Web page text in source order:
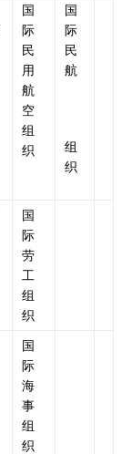
国
际
民
用
航
空
组
织
国
际
民
航
组
织
国
际
劳
工
组
织
国
际
海
事
组
织